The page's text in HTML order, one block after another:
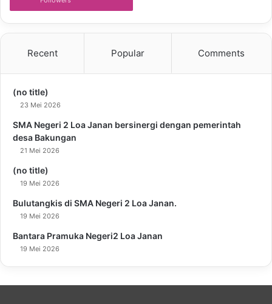
Recent Popular Comments
(no title)
23 Mei 2026
SMA Negeri 2 Loa Janan bersinergi dengan pemerintah
desa Bakungan
21 Mei 2026
(no title)
19 Mei 2026
Bulutangkis di SMA Negeri 2 Loa Janan.
19 Mei 2026
Bantara Pramuka Negeri2 Loa Janan
19 Mei 2026